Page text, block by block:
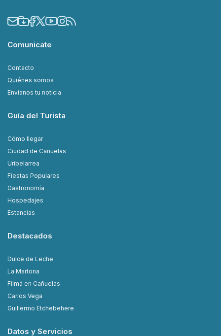
Comunicate
Contacto
Quiénes somos
Envianos tu noticia
Guía del Turista
Cómo llegar
Ciudad de Cañuelas
Uribelarrea
Fiestas Populares
Gastronomía
Hospedajes
Estancias
Destacados
Dulce de Leche
La Martona
Filmá en Cañuelas
Carlos Vega
Guillermo Etchebehere
Datos y Servicios